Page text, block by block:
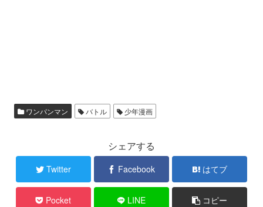
ワンパンマン バトル 少年漫画
シェアする
Twitter Facebook はてブ
Pocket LINE コピー